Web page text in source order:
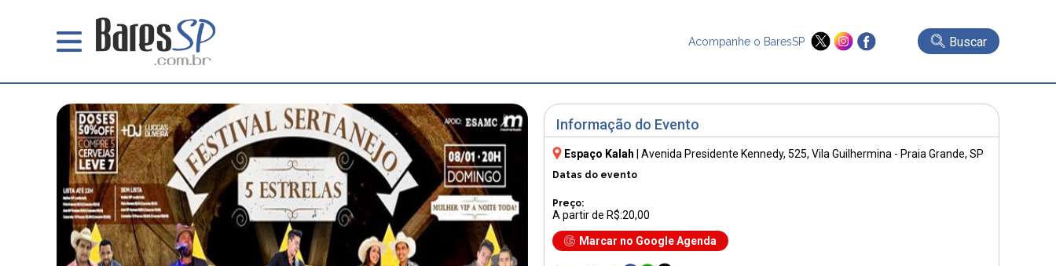
Acompanhe o BaresSP Buscar
Informação do Evento
Espaço Kalah Avenida Presidente Kennedy, 525, Vila Guilhermina - Praia Grande, SP
Datas do evento
Preço:
A partir de R$:20,00
Marcar no Google Agenda